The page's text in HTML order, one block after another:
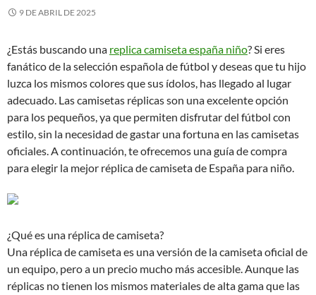
9 DE ABRIL DE 2025
¿Estás buscando una replica camiseta españa niño? Si eres
fanático de la selección española de fútbol y deseas que tu hijo
luzca los mismos colores que sus ídolos, has llegado al lugar
adecuado. Las camisetas réplicas son una excelente opción
para los pequeños, ya que permiten disfrutar del fútbol con
estilo, sin la necesidad de gastar una fortuna en las camisetas
oficiales. A continuación, te ofrecemos una guía de compra
para elegir la mejor réplica de camiseta de España para niño.
¿Qué es una réplica de camiseta?
Una réplica de camiseta es una versión de la camiseta oficial de
un equipo, pero a un precio mucho más accesible. Aunque las
réplicas no tienen los mismos materiales de alta gama que las